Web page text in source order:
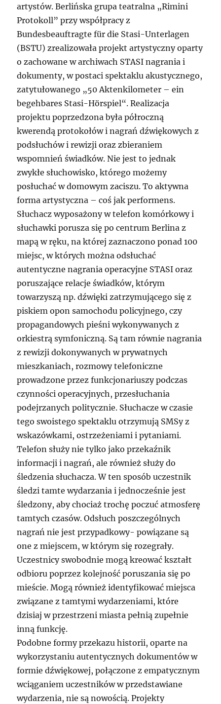
artystów. Berlińska grupa teatralna „Rimini
Protokoll” przy współpracy z
Bundesbeauftragte für die Stasi-Unterlagen
(BSTU) zrealizowała projekt artystyczny oparty
o zachowane w archiwach STASI nagrania i
dokumenty, w postaci spektaklu akustycznego,
zatytułowanego „50 Aktenkilometer – ein
begehbares Stasi-Hörspiel“. Realizacja
projektu poprzedzona była półroczną
kwerendą protokołów i nagrań dźwiękowych z
podsłuchów i rewizji oraz zbieraniem
wspomnień świadków. Nie jest to jednak
zwykłe słuchowisko, którego możemy
posłuchać w domowym zaciszu. To aktywna
forma artystyczna – coś jak performens.
Słuchacz wyposażony w telefon komórkowy i
słuchawki porusza się po centrum Berlina z
mapą w ręku, na której zaznaczono ponad 100
miejsc, w których można odsłuchać
autentyczne nagrania operacyjne STASI oraz
poruszające relacje świadków, którym
towarzyszą np. dźwięki zatrzymującego się z
piskiem opon samochodu policyjnego, czy
propagandowych pieśni wykonywanych z
orkiestrą symfoniczną. Są tam równie nagrania
z rewizji dokonywanych w prywatnych
mieszkaniach, rozmowy telefoniczne
prowadzone przez funkcjonariuszy podczas
czynności operacyjnych, przesłuchania
podejrzanych politycznie. Słuchacze w czasie
tego swoistego spektaklu otrzymują SMSy z
wskazówkami, ostrzeżeniami i pytaniami.
Telefon służy nie tylko jako przekaźnik
informacji i nagrań, ale również służy do
śledzenia słuchacza. W ten sposób uczestnik
śledzi tamte wydarzania i jednocześnie jest
śledzony, aby chociaż trochę poczuć atmosferę
tamtych czasów. Odsłuch poszczególnych
nagrań nie jest przypadkowy- powiązane są
one z miejscem, w którym się rozegrały.
Uczestnicy swobodnie mogą kreować kształt
odbioru poprzez kolejność poruszania się po
mieście. Mogą również identyfikować miejsca
związane z tamtymi wydarzeniami, które
dzisiaj w przestrzeni miasta pełnią zupełnie
inną funkcję.
Podobne formy przekazu historii, oparte na
wykorzystaniu autentycznych dokumentów w
formie dźwiękowej, połączone z empatycznym
wciąganiem uczestników w przedstawiane
wydarzenia, nie są nowością. Projekty